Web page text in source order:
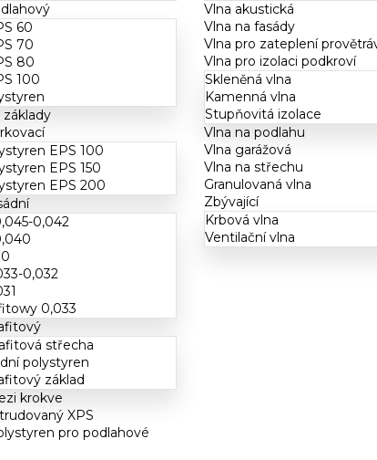
60
70
80
100
EPS 100
EPS 150
EPS 200
0,042
0,032
0,033
střecha
polystyren
základ
krokve
XPS
pro podlahové
Vlna akustická
Vlna na fasády
Vlna pro zateplení
Vlna pro izolaci podkroví
Skleněná vlna
Kamenná vlna
Stupňovitá izolace
Vlna na podlahu
Vlna garážová
Vlna na střechu
Granulovaná vlna
Zbývající
Krbová vlna
Ventilační vlna